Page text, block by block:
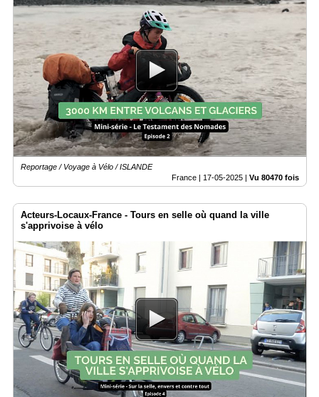
Reportage / Voyage à Vélo / ISLANDE
France | 17-05-2025 | Vu 80470 fois
Acteurs-Locaux-France - Tours en selle où quand la ville
s'apprivoise à vélo